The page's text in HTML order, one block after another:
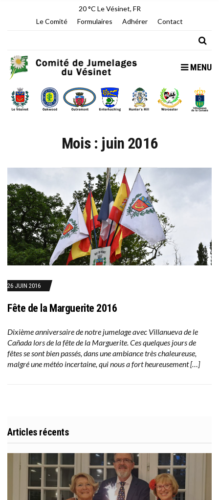
20 °C Le Vésinet, FR
Le Comité
Formulaires Adhérer Contact
MENU
Mois : juin 2016
26 JUIN 2016
Fête de la Marguerite 2016
Dixième anniversaire de notre jumelage avec Villanueva de le
Cañada lors de la fête de la Marguerite. Ces quelques jours de
fêtes se sont bien passés, dans une ambiance très chaleureuse,
malgré une météo incertaine, qui nous a fort heureusement […]
Articles récents